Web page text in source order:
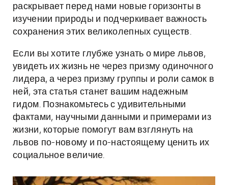
раскрывает перед нами новые горизонты в
изучении природы и подчеркивает важность
сохранения этих великолепных существ.
Если вы хотите глубже узнать о мире львов,
увидеть их жизнь не через призму одиночного
лидера, а через призму группы и роли самок в
ней, эта статья станет вашим надежным
гидом. Познакомьтесь с удивительными
фактами, научными данными и примерами из
жизни, которые помогут вам взглянуть на
львов по-новому и по-настоящему ценить их
социальное величие.